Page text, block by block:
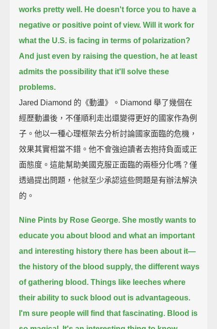
works pretty well. He doesn't force you to have a
negative or positive point of view. Will it work for
what the U.S. is facing in terms of polarization?
And just even by raising the question, he at least
admits the possibility that it'll solve these
problems.
Jared Diamond 的《動盪》。Diamond 舉了幾個在
經歷動盪後，不僅順利走出還變得更好的國家作為例
子。他以一種心理框架去分析討論國家面臨的危機，
效果其實相當不錯。他不會強迫讀者去抱持負面或正
面態度。這能幫助美國克服正面臨的兩極分化嗎？僅
透過提出問題，他就至少承認這些問題是有辦法解決
的。
Nine Pints by Rose George. She mostly wants to
educate you about blood and what an important
and interesting history there has been about it—
the history of the blood supply, the different ways
of gathering blood. Things like leeches where
their ability to suck blood out is advantageous.
I'm sure people will find that fascinating. Blood is